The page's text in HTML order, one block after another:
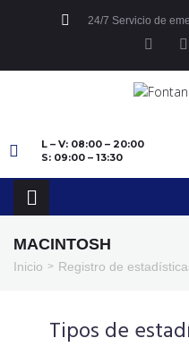
24/7 Servicio de
L – V: 08:00 – 20:00
S: 09:00 – 13:30
MACINTOSH
Inicio > Registro de
Tipos de